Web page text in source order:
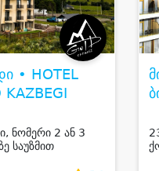
• HOTEL
KAZBEGI
ნომერი 2 ან 3
საუზმით